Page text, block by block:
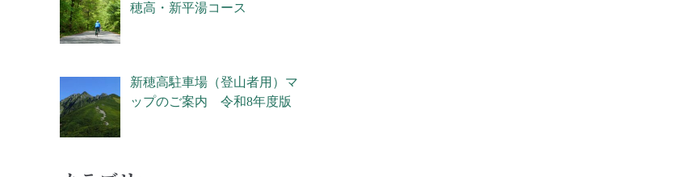
穂高・新平湯コース
新穂高駐車場（登山者用）マ
ップのご案内 令和8年度版